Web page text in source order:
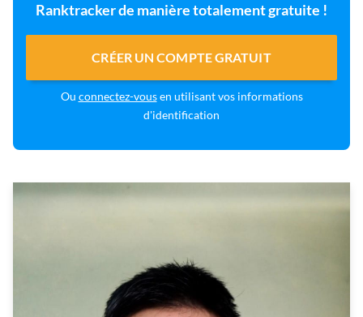
Ranktracker de manière totalement gratuite !
CRÉER UN COMPTE GRATUIT
Ou connectez-vousen utilisant vos informations
d'identification